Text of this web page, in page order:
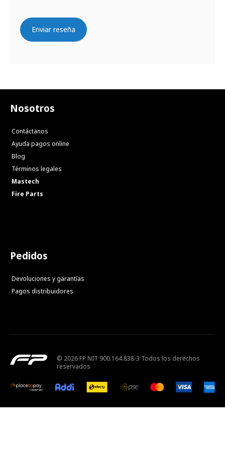
Enviar reseña
Nosotros
Contáctanos
Ayuda pagos online
Blog
Términos legales
Mastech
Fire Parts
Pedidos
Devoluciones y garantías
Pagos distribuidores
© 2026 FP NIT 900.164.838-3 Todos los derechos
reservados